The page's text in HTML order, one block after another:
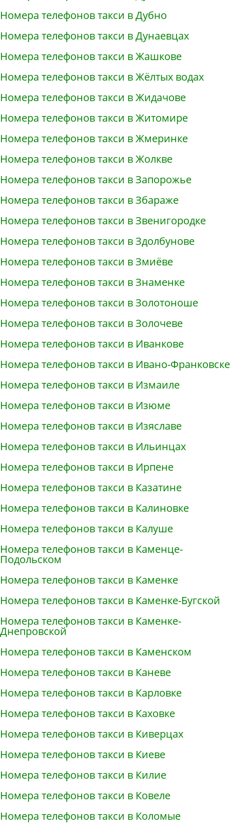
Номера телефонов такси в Дубно
Номера телефонов такси в Дунаевцах
Номера телефонов такси в Жашкове
Номера телефонов такси в Жёлтых водах
Номера телефонов такси в Жидачове
Номера телефонов такси в Житомире
Номера телефонов такси в Жмеринке
Номера телефонов такси в Жолкве
Номера телефонов такси в Запорожье
Номера телефонов такси в Збараже
Номера телефонов такси в Звенигородке
Номера телефонов такси в Здолбунове
Номера телефонов такси в Змиёве
Номера телефонов такси в Знаменке
Номера телефонов такси в Золотоноше
Номера телефонов такси в Золочеве
Номера телефонов такси в Иванкове
Номера телефонов такси в Ивано-Франковске
Номера телефонов такси в Измаиле
Номера телефонов такси в Изюме
Номера телефонов такси в Изяславе
Номера телефонов такси в Ильинцах
Номера телефонов такси в Ирпене
Номера телефонов такси в Казатине
Номера телефонов такси в Калиновке
Номера телефонов такси в Калуше
Номера телефонов такси в Каменце-
Подольском
Номера телефонов такси в Каменке
Номера телефонов такси в Каменке-Бугской
Номера телефонов такси в Каменке-
Днепровской
Номера телефонов такси в Каменском
Номера телефонов такси в Каневе
Номера телефонов такси в Карловке
Номера телефонов такси в Каховке
Номера телефонов такси в Киверцах
Номера телефонов такси в Киеве
Номера телефонов такси в Килие
Номера телефонов такси в Ковеле
Номера телефонов такси в Коломые